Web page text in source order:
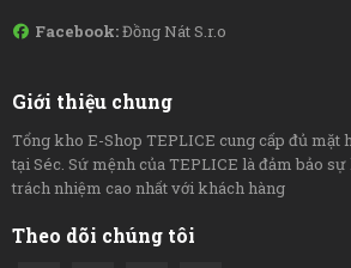
Facebook:Đồng Nát S.r.o
Giới thiệu chung
Tổng kho E-Shop TEPLICE cung cấp đủ mặt
tại Séc. Sứ mệnh của TEPLICE là đảm bảo
trách nhiệm cao nhất với khách hàng
Theo dõi chúng tôi